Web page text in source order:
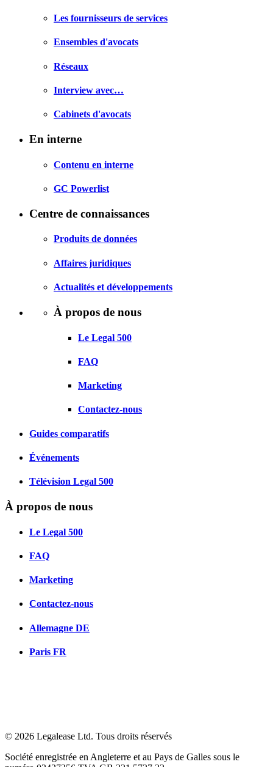
Les fournisseurs de services
Ensembles d'avocats
Réseaux
Interview avec…
Cabinets d'avocats
En interne
Contenu en interne
GC Powerlist
Centre de connaissances
Produits de données
Affaires juridiques
Actualités et développements
À propos de nous
Le Legal 500
FAQ
Marketing
Contactez-nous
Guides comparatifs
Événements
Télévision Legal 500
À propos de nous
Le Legal 500
FAQ
Marketing
Contactez-nous
Allemagne DE
Paris FR
© 2026 Legalease Ltd. Tous droits réservés
Société enregistrée en Angleterre et au Pays de Galles sous le